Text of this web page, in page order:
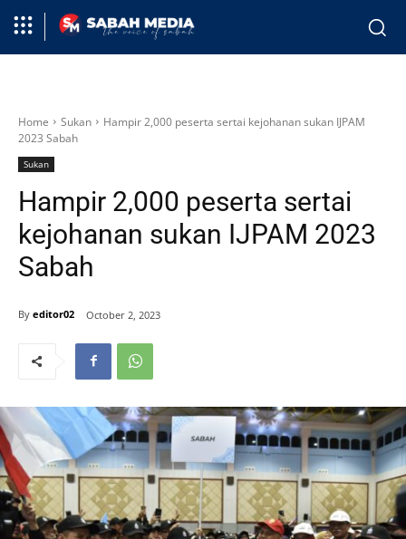
Home Sukan
Hampir 2,000 peserta sertai kejohanan sukan IJPAM
2023 Sabah
Sukan
Hampir 2,000 peserta sertai
kejohanan sukan IJPAM 2023
Sabah
By editor02 October 2, 2023